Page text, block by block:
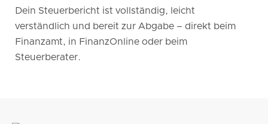
Dein Steuerbericht ist vollständig, leicht
verständlich und bereit zur Abgabe – direkt beim
Finanzamt, in FinanzOnline oder beim
Steuerberater.